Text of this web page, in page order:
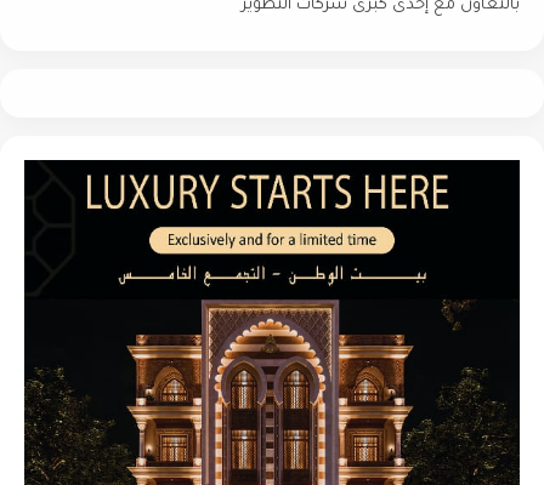
بالتعاون مع إحدى كبرى شركات التطوير